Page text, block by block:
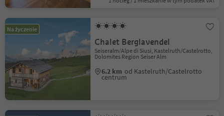
Na życzenie
Chalet Berglavendel
Seiseralm/Alpe di Siusi, Kastelruth/Castelrotto,
Dolomites Region Seiser Alm
6.2 km od Kastelruth/Castelrotto
centrum